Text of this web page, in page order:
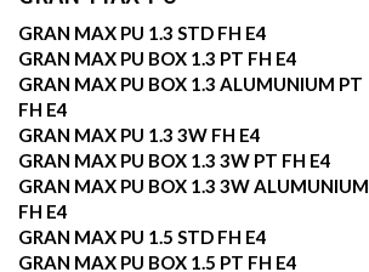
GRAN MAX PU 1.3 STD FH E4
GRAN MAX PU BOX 1.3 PT FH E4
GRAN MAX PU BOX 1.3 ALUMUNIUM PT
FH E4
GRAN MAX PU 1.3 3W FH E4
GRAN MAX PU BOX 1.3 3W PT FH E4
GRAN MAX PU BOX 1.3 3W ALUMUNIUM
FH E4
GRAN MAX PU 1.5 STD FH E4
GRAN MAX PU BOX 1.5 PT FH E4